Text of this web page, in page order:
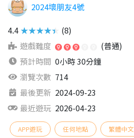
2024壞朋友4號
4.4 ★★★★★ (8)
遊戲難度
(普通)
預計時間 0小時 30分鐘
瀏覽次數 714
最後更新 2024-09-23
最近遊玩 2026-04-23
APP遊玩 任何地點 繁體中文